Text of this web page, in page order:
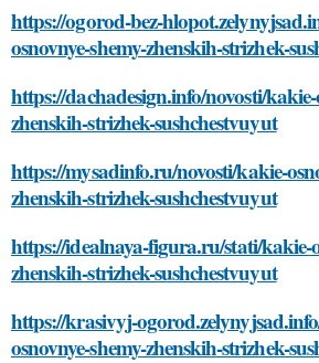
https://ogorod-bez-
osnovnye-shemy-zhenskih-strizhek-
https://dachadesign.info/novosti/kakie-
zhenskih-strizhek-sushchestvuyut
https://mysadinfo.ru/novosti/kakie-
zhenskih-strizhek-sushchestvuyut
https://idealnaya-figura.ru/stati/kakie-
zhenskih-strizhek-sushchestvuyut
https://krasivyj-
osnovnye-shemy-zhenskih-strizhek-